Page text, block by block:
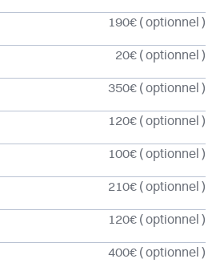
190€ ( optionnel )
20€ ( optionnel )
350€ ( optionnel )
120€ ( optionnel )
100€ ( optionnel )
210€ ( optionnel )
120€ ( optionnel )
400€ ( optionnel )